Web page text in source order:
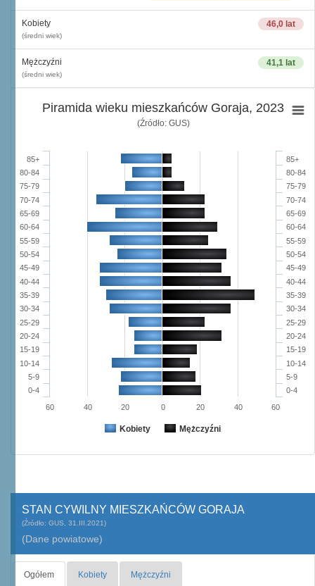
46,0 lat
Kobiety
(średni wiek)
41,1 lat
Mężczyźni
(średni wiek)
Piramida wieku mieszkańców Goraja, 2023
(Źródło: GUS)
Kobiety Mężczyźni
0-4
5-9
10-14
15-19
20-24
25-29
30-34
35-39
40-44
45-49
50-54
55-59
60-64
65-69
70-74
75-79
80-84
85+
0-4
5-9
10-14
15-19
20-24
25-29
30-34
35-39
40-44
45-49
50-54
55-59
60-64
65-69
70-74
75-79
80-84
85+
60 40 20 0 20 40 60
STAN CYWILNY MIESZKAŃCÓW GORAJA
(Źródło: GUS, 31.III.2021)
(Dane powiatowe)
Ogółem Kobiety Mężczyźni